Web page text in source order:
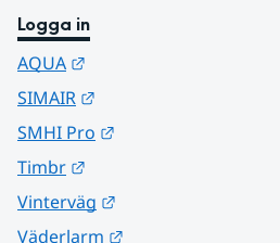
Logga in
AQUA
SIMAIR
SMHI Pro
Timbr
Vinterväg
Väderlarm